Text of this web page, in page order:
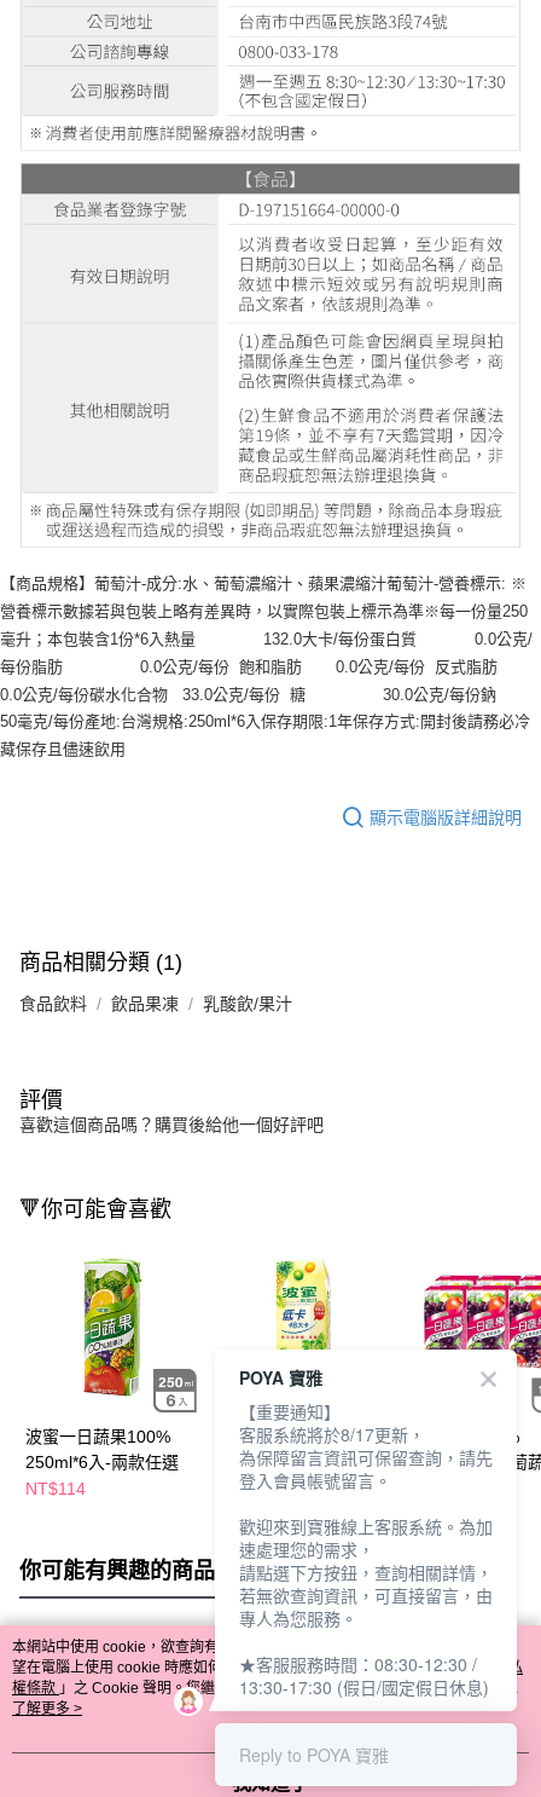
【商品規格】葡萄汁-成分:水、葡萄濃縮汁、蘋果濃縮汁葡萄汁-營養標示: ※
營養標示數據若與包裝上略有差異時，以實際包裝上標示為準※每一份量250
毫升；本包裝含1份*6入熱量              132.0大卡/每份蛋白質            0.0公克/
每份脂肪                0.0公克/每份  飽和脂肪       0.0公克/每份  反式脂肪
0.0公克/每份碳水化合物   33.0公克/每份  糖                30.0公克/每份鈉
50毫克/每份產地:台灣規格:250ml*6入保存期限:1年保存方式:開封後請務必冷
藏保存且儘速飲用
顯示電腦版詳細說明
商品相關分類 (1)
食品飲料 飲品果凍 乳酸飲/果汁
評價
喜歡這個商品嗎？購買後給他一個好評吧
🔻你可能會喜歡
波蜜一日蔬果100%
250ml*6入-兩款任選
NT$114
波蜜一日蔬果100%
250ml*6入-低卡果菜汁
NT$114
一日蔬果100%
160ml*6入-葡萄
你可能有興趣的商品 全站排行
熱門標籤
本網站中使用 cookie，欲查詢有關本網站使用 cookie 方式之詳情，及若您不希
望在電腦上使用 cookie 時應如何變更電腦的 cookie 設定，請參閱本網站「
隱私
權條款 」之 Cookie 聲明。您繼續使用本網站即表示您同意本公司得按本網站使
用條款之 Cookie 聲明使用 cookie。
了解更多 >
我知道了
POYA 寶雅
【重要通知】
客服系統將於8/17更新，
為保障留言資訊可保留查詢，請先
登入會員帳號留言。
歡迎來到寶雅線上客服系統。為加
速處理您的需求，
請點選下方按鈕，查詢相關詳情，
若無欲查詢資訊，可直接留言，由
專人為您服務。
★客服服務時間：08:30-12:30 /
13:30-17:30 (假日/國定假日休息)
Reply to POYA 寶雅